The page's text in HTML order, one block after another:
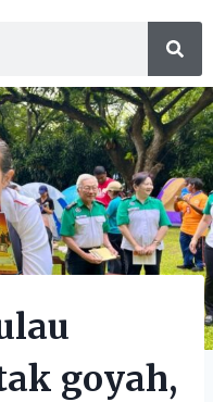
goyah,